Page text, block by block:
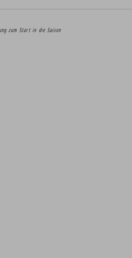
zum Start in die Saison